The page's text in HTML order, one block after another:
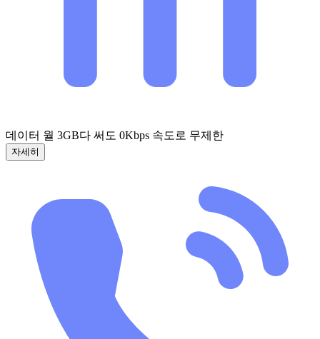
데이터 월 3GB다 써도 0Kbps 속도로 무제한
자세히